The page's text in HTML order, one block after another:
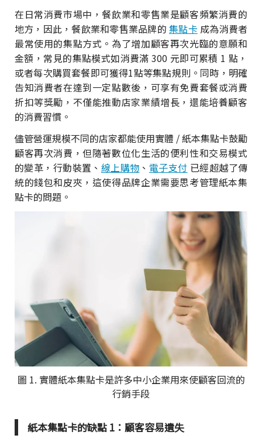
在日常消費市場中，餐飲業和零售業是顧客頻繁消費的
地方，因此，餐飲業和零售業品牌的集點卡 成為消費者
最常使用的集點方式。為了增加顧客再次光臨的意願和
金額，常見的集點模式如消費滿 300 元即可累積 1 點，
或者每次購買套餐即可獲得1點等集點規則。同時，明確
告知消費者在達到一定點數後，可享有免費套餐或消費
折扣等獎勵，不僅能推動店家業績增長，還能培養顧客
的消費習慣。
儘管營運規模不同的店家都能使用實體 / 紙本集點卡鼓勵
顧客再次消費，但隨著數位化生活的便利性和交易模式
的變革，行動裝置、 線上購物 、 電子支付 已經超越了傳
統的錢包和皮夾，這使得品牌企業需要思考管理紙本集
點卡的問題。
圖 1. 實體紙本集點卡是許多中小企業用來使顧客回流的
行銷手段
紙本集點卡的缺點 1：顧客容易遺失